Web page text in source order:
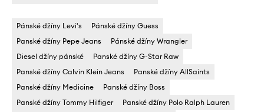
Pánské džíny Levi's
Pánské džíny Guess
Panské džíny Pepe Jeans
Pánské džíny Wrangler
Diesel džíny pánské
Panské džíny G-Star Raw
Panské džíny Calvin Klein Jeans
Panské džíny AllSaints
Panské džíny Medicine
Panské džíny Boss
Panské džíny Tommy Hilfiger
Panské džíny Polo Ralph Lauren